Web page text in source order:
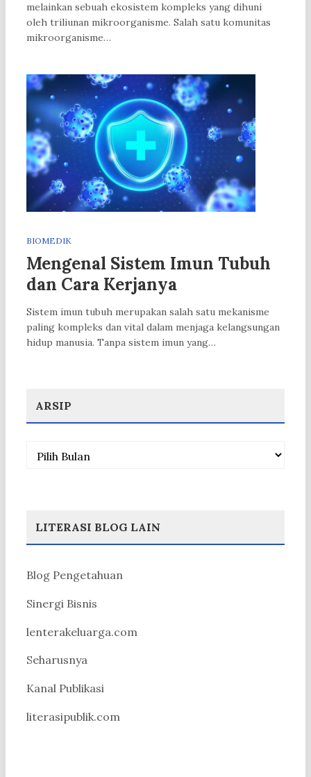
melainkan sebuah ekosistem kompleks yang dihuni
oleh triliunan mikroorganisme. Salah satu komunitas
mikroorganisme…
BIOMEDIK
Mengenal Sistem Imun Tubuh
dan Cara Kerjanya
Sistem imun tubuh merupakan salah satu mekanisme
paling kompleks dan vital dalam menjaga kelangsungan
hidup manusia. Tanpa sistem imun yang…
ARSIP
Arsip
LITERASI BLOG LAIN
Blog Pengetahuan
Sinergi Bisnis
lenterakeluarga.com
Seharusnya
Kanal Publikasi
literasipublik.com